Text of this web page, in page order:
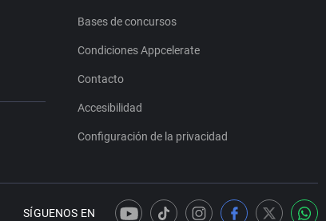
Bases de concursos
Condiciones Appcelerate
Contacto
Accesibilidad
Configuración de la privacidad
SÍGUENOS EN